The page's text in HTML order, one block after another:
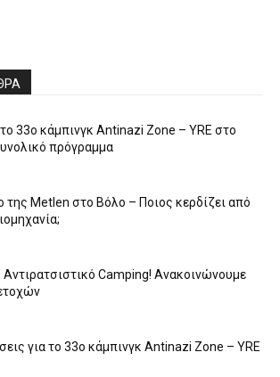
το 33ο κάμπινγκ Antinazi Zone – YRE στο
πρόγραμμα
της Metlen στο Βόλο – Ποιος κερδίζει από
Camping! Ανακοινώνουμε
για το 33ο κάμπινγκ Antinazi Zone – YRE